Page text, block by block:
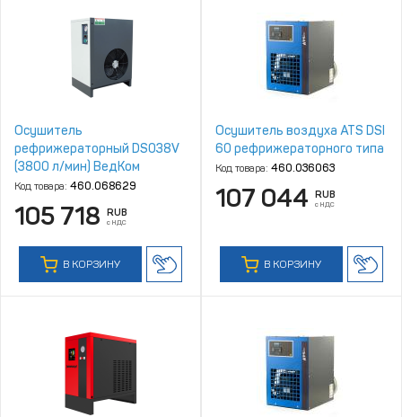
Осушитель
рефрижераторный DS038V
(3800 л/мин) ВедКом
Код товара: 460.068629
105 718 RUB
с НДС
В КОРЗИНУ
Осушитель воздуха ATS DSI
60 рефрижераторного типа
Код товара: 460.036063
107 044 RUB
с НДС
В КОРЗИНУ